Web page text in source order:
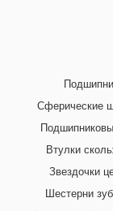
Сферические
Втулки
Звездочки
Шестерни